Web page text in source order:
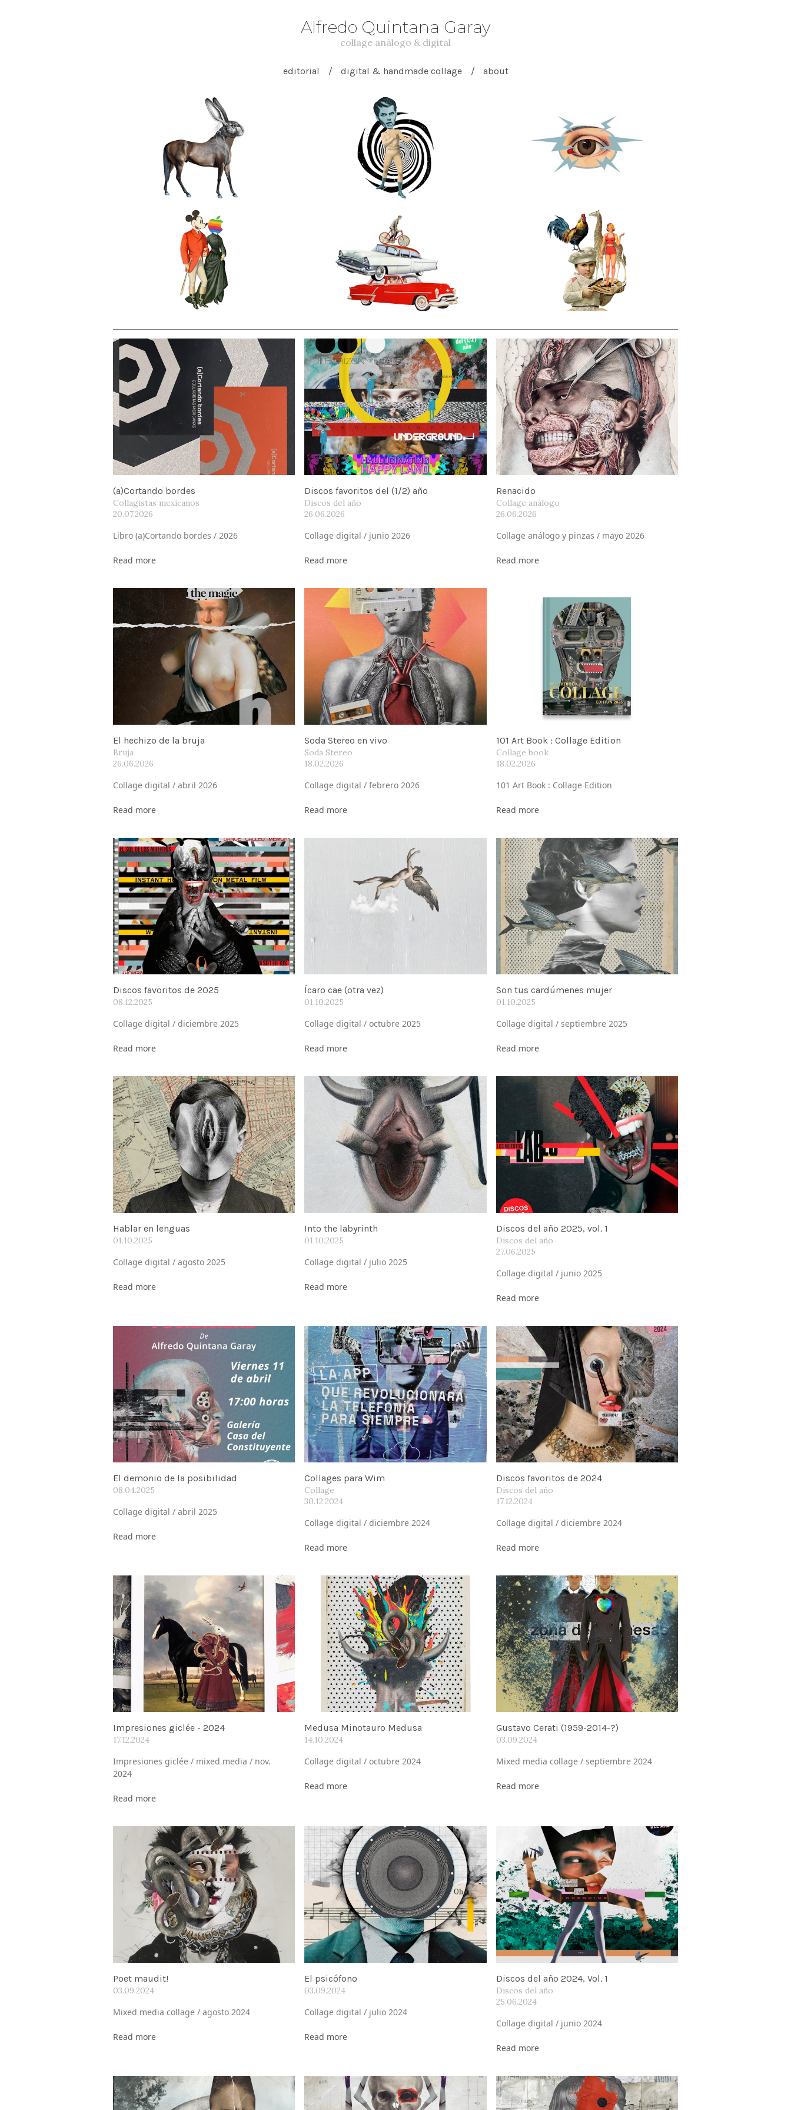
Alfredo Quintana Garay
collage análogo & digital
editorial digital & handmade collage about
(a)Cortando bordes
Collagistas mexicanos
20.07.2026
Libro (a)Cortando bordes / 2026
Read more
Discos favoritos del (1/2) año
Discos del año
26.06.2026
Collage digital / junio 2026
Read more
Renacido
Collage análogo
26.06.2026
Collage análogo y pinzas / mayo 2026
Read more
El hechizo de la bruja
Bruja
26.06.2026
Collage digital / abril 2026
Read more
Soda Stereo en vivo
Soda Stereo
18.02.2026
Collage digital / febrero 2026
Read more
101 Art Book : Collage Edition
Collage book
18.02.2026
101 Art Book : Collage Edition
Read more
Discos favoritos de 2025
08.12.2025
Collage digital / diciembre 2025
Read more
Ícaro cae (otra vez)
01.10.2025
Collage digital / octubre 2025
Read more
Son tus cardúmenes mujer
01.10.2025
Collage digital / septiembre 2025
Read more
Hablar en lenguas
01.10.2025
Collage digital / agosto 2025
Read more
Into the labyrinth
01.10.2025
Collage digital / julio 2025
Read more
Discos del año 2025, vol. 1
Discos del año
27.06.2025
Collage digital / junio 2025
Read more
El demonio de la posibilidad
08.04.2025
Collage digital / abril 2025
Read more
Collages para Wim
Collage
30.12.2024
Collage digital / diciembre 2024
Read more
Discos favoritos de 2024
Discos del año
17.12.2024
Collage digital / diciembre 2024
Read more
Impresiones giclée - 2024
17.12.2024
Impresiones giclée / mixed media / nov.
2024
Read more
Medusa Minotauro Medusa
14.10.2024
Collage digital / octubre 2024
Read more
Gustavo Cerati (1959-2014-?)
03.09.2024
Mixed media collage / septiembre 2024
Read more
Poet maudit!
03.09.2024
Mixed media collage / agosto 2024
Read more
El psicófono
03.09.2024
Collage digital / julio 2024
Read more
Discos del año 2024, Vol. 1
Discos del año
25.06.2024
Collage digital / junio 2024
Read more